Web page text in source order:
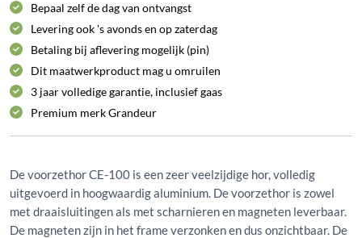
Bepaal zelf de dag van ontvangst
Levering ook 's avonds en op zaterdag
Betaling bij aflevering mogelijk (pin)
Dit maatwerkproduct mag u omruilen
3 jaar volledige garantie, inclusief gaas
Premium merkGrandeur
De voorzethor CE-100 is een zeer veelzijdige hor, volledig
uitgevoerd in hoogwaardig aluminium. De voorzethor is zowel
met draaisluitingen als met scharnieren en magneten leverbaar.
De magneten zijn in het frame verzonken en dus onzichtbaar. De